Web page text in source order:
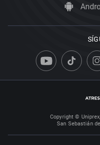
Copyright ©
San Sebastián